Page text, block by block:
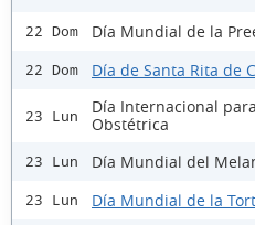
22 Dom Día Mundial de la
22 Dom Día de Santa Rita de
23 Lun
Día Internacional
Obstétrica
23 Lun Día Mundial del
23 Lun Día Mundial de la